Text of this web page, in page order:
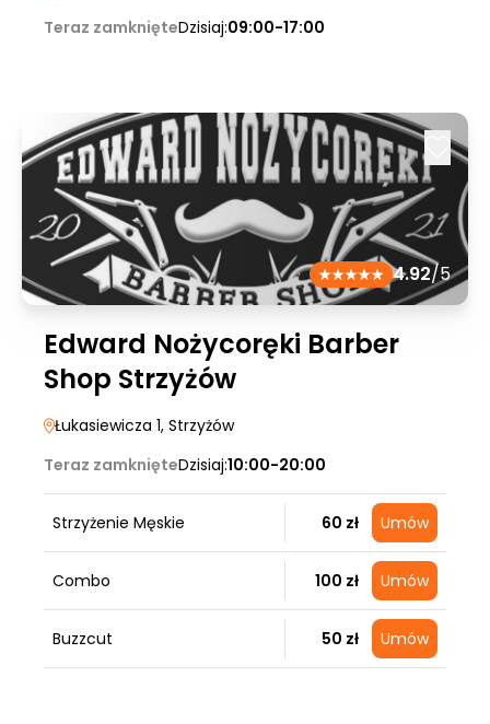
Teraz zamknięteDzisiaj:09:00-17:00
4.92/5
Edward Nożycoręki Barber
Shop Strzyżów
Łukasiewicza 1, Strzyżów
Teraz zamknięteDzisiaj:10:00-20:00
Strzyżenie Męskie 60 zł Umów
Combo 100 zł Umów
Buzzcut 50 zł Umów